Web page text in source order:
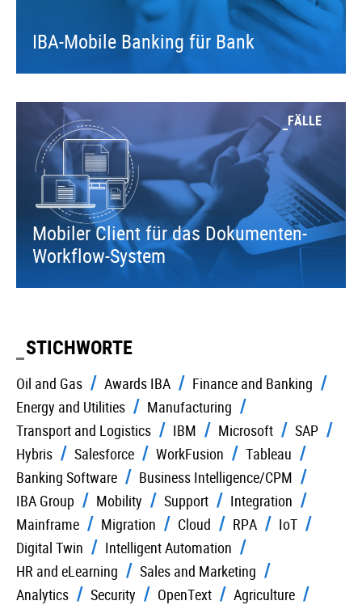
IBA-Mobile Banking für Bank
FÄLLE
Mobiler Client für das Dokumenten-
Workflow-System
STICHWORTE
Oil and Gas Awards IBA
Finance and Banking
Energy and Utilities
Manufacturing
Transport and Logistics
IBM Microsoft
SAP
Hybris
Salesforce WorkFusion
Tableau
Banking Software
Business Intelligence/CPM
IBA Group
Mobility Support
Integration
Mainframe
Migration Cloud RPA
IoT
Digital Twin
Intelligent Automation
HR and eLearning
Sales and Marketing
Analytics
Security OpenText
Agriculture